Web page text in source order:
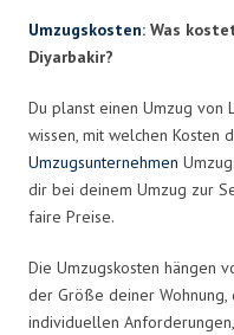
Umzugskosten: Was
Diyarbakir?
Du planst einen Umzug von
wissen, mit welchen Kosten
Umzugsunternehmen
dir bei deinem Umzug zur
faire Preise.
Die Umzugskosten hängen
der Größe deiner
individuellen